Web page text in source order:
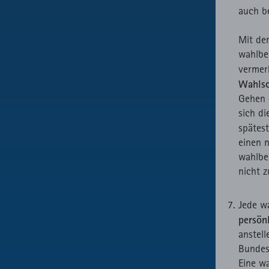
auch
Mit
sich
einen
nicht
Jede
Eine